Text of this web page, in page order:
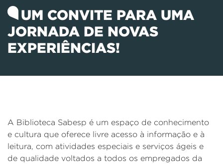
UM CONVITE PARA UMA
JORNADA DE NOVAS
EXPERIÊNCIAS!
A Biblioteca Sabesp é um espaço de conhecimento
e cultura que oferece livre acesso à informação e à
leitura, com atividades especiais e serviços ágeis e
de qualidade voltados a todos os empregados da